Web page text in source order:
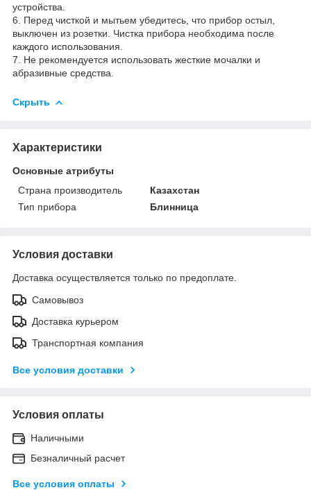
устройства.
6. Перед чисткой и мытьем убедитесь, что прибор остыл,
выключен из розетки. Чистка прибора необходима после
каждого использования.
7. Не рекомендуется использовать жесткие мочалки и
абразивные средства.
Скрыть
Характеристики
Основные атрибуты
Страна производитель
Казахстан
Тип прибора
Блинница
Условия доставки
Доставка осуществляется только по предоплате.
Самовывоз
Доставка курьером
Транспортная компания
Все условия доставки
Условия оплаты
Наличными
Безналичный расчет
Все условия оплаты